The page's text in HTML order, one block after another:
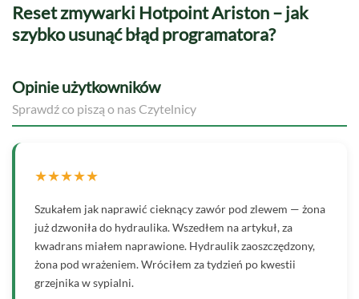
Reset zmywarki Hotpoint Ariston – jak
szybko usunąć błąd programatora?
Opinie użytkowników
Sprawdź co piszą o nas Czytelnicy
★★★★★
Szukałem jak naprawić cieknący zawór pod zlewem — żona
już dzwoniła do hydraulika. Wszedłem na artykuł, za
kwadrans miałem naprawione. Hydraulik zaoszczędzony,
żona pod wrażeniem. Wróciłem za tydzień po kwestii
grzejnika w sypialni.